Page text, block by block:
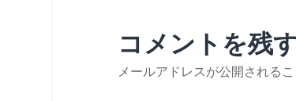
コメントを残
メールアドレスが公開されるこ